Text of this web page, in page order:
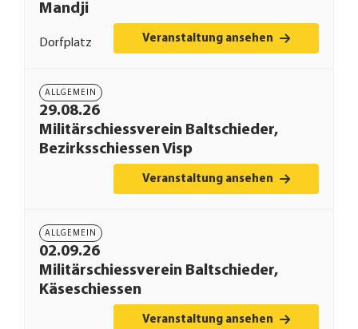
Mandji
Dorfplatz Veranstaltung ansehen
29.08.26
ALLGEMEIN
Militärschiessverein Baltschieder,
Bezirksschiessen Visp
Veranstaltung ansehen
02.09.26
ALLGEMEIN
Militärschiessverein Baltschieder,
Käseschiessen
Veranstaltung ansehen